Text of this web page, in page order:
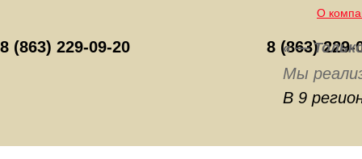
О
« —
Мы
В 9
8 (863) 229-09-20 8 (863) 229-